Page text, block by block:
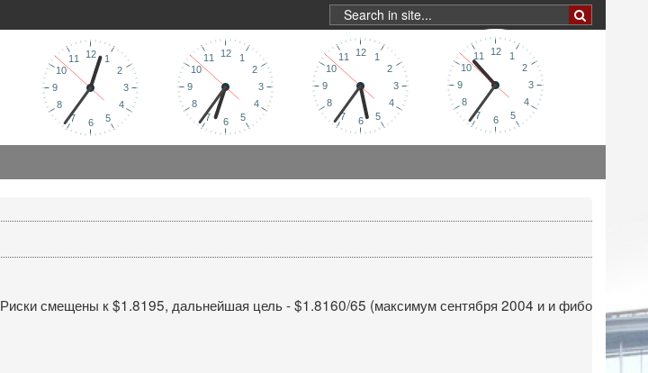
смещены к $1.8195, дальнейшая цель - $1.8160/65 (максимум сентября 2004 и и фибо